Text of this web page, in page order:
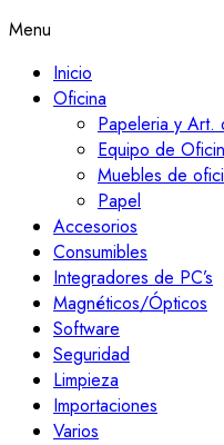
Menu
Inicio
Oficina
Papeleria y Art.
Equipo de
Muebles de
Papel
Accesorios
Consumibles
Integradores de PC’s
Magnéticos/Ópticos
Software
Seguridad
Limpieza
Importaciones
Varios